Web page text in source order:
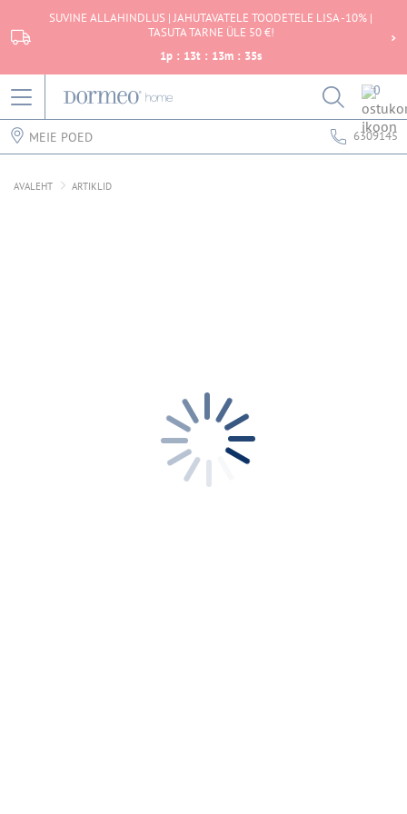
SUVINE ALLAHINDLUS | JAHUTAVATELE TOODETELE LISA -10% |
TASUTA TARNE ÜLE 50 €!
1p : 13t : 13m : 35s
0
MEIE POED 6309145
AVALEHT ARTIKLID